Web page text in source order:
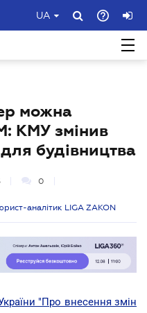
UA
можна
КМУ змінив
будівництва
0
аналітик LIGA ZAKON
"Про внесення змін